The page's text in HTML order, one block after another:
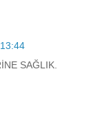
SAĞLIK.